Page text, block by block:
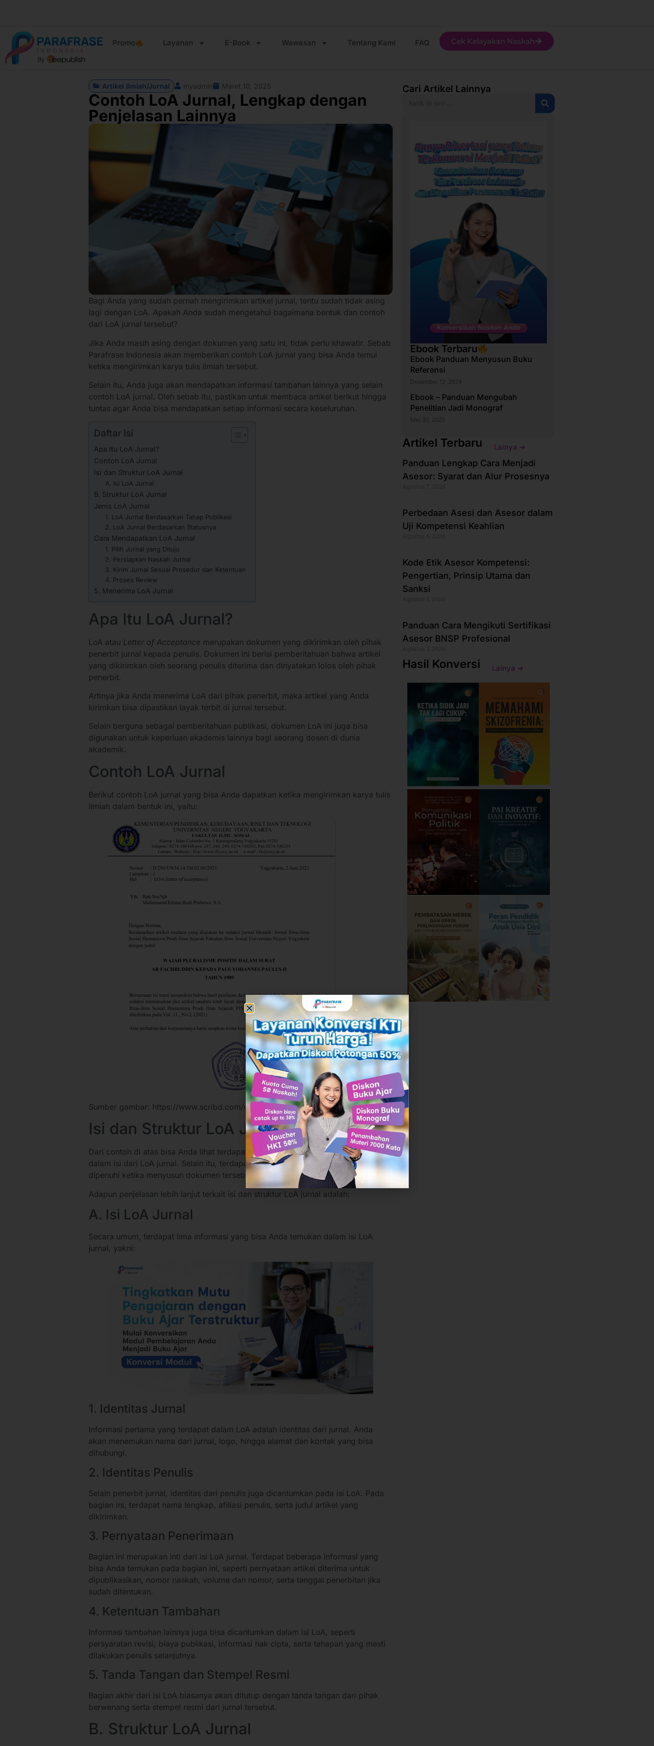
Promo Layanan E-Book Wawasan Tentang Kami FAQ Cek Kelayakan Naskah
Artikel Ilmiah/Jurnal myadmin Maret 10, 2025
Contoh LoA Jurnal, Lengkap dengan
Penjelasan Lainnya
Bagi Anda yang sudah pernah mengirimkan artikel jurnal, tentu sudah tidak asing
lagi dengan LoA. Apakah Anda sudah mengetahui bagaimana bentuk dan contoh
dari LoA jurnal tersebut?
Jika Anda masih asing dengan dokumen yang satu ini, tidak perlu khawatir. Sebab
Parafrase Indonesia akan memberikan contoh LoA jurnal yang bisa Anda temui
ketika mengirimkan karya tulis ilmiah tersebut.
Selain itu, Anda juga akan mendapatkan informasi tambahan lainnya yang selain
contoh LoA jurnal. Oleh sebab itu, pastikan untuk membaca artikel berikut hingga
tuntas agar Anda bisa mendapatkan setiap informasi secara keseluruhan.
Daftar Isi
Apa Itu LoA Jurnal?
Contoh LoA Jurnal
Isi dan Struktur LoA Jurnal
A. Isi LoA Jurnal
B. Struktur LoA Jurnal
Jenis LoA Jurnal
1. LoA Jurnal Berdasarkan Tahap Publikasi
2. LoA Jurnal Berdasarkan Statusnya
Cara Mendapatkan LoA Jurnal
1. Pilih Jurnal yang Dituju
2. Persiapkan Naskah Jurnal
3. Kirim Jurnal Sesuai Prosedur dan Ketentuan
4. Proses Review
5. Menerima LoA Jurnal
Apa Itu LoA Jurnal?
LoA atau Letter of Acceptance merupakan dokumen yang dikirimkan oleh pihak
penerbit jurnal kepada penulis. Dokumen ini berisi pemberitahuan bahwa artikel
yang dikirimkan oleh seorang penulis diterima dan dinyatakan lolos oleh pihak
penerbit.
Artinya jika Anda menerima LoA dari pihak penerbit, maka artikel yang Anda
kirimkan bisa dipastikan layak terbit di jurnal tersebut.
Selain berguna sebagai pemberitahuan publikasi, dokumen LoA ini juga bisa
digunakan untuk keperluan akademis lainnya bagi seorang dosen di dunia
akademik.
Contoh LoA Jurnal
Berikut contoh LoA jurnal yang bisa Anda dapatkan ketika mengirimkan karya tulis
ilmiah dalam bentuk ini, yaitu:
Sumber gambar: https://www.scribd.com/document/533437635/LOA-Jurnal
Isi dan Struktur LoA Jurnal
Dari contoh di atas bisa Anda lihat terdapat beberapa informasi yang tercantum
dalam isi dari LoA jurnal. Selain itu, terdapat juga beberapa struktur yang mesti
dipenuhi ketika menyusun dokumen tersebut.
Adapun penjelasan lebih lanjut terkait isi dan struktur LoA jurnal adalah:
A. Isi LoA Jurnal
Secara umum, terdapat lima informasi yang bisa Anda temukan dalam isi LoA
jurnal, yakni:
1. Identitas Jurnal
Informasi pertama yang terdapat dalam LoA adalah identitas dari jurnal. Anda
akan menemukan nama dari jurnal, logo, hingga alamat dan kontak yang bisa
dihubungi.
2. Identitas Penulis
Selain penerbit jurnal, identitas dari penulis juga dicantumkan pada isi LoA. Pada
bagian ini, terdapat nama lengkap, afiliasi penulis, serta judul artikel yang
dikirimkan.
3. Pernyataan Penerimaan
Bagian ini merupakan inti dari isi LoA jurnal. Terdapat beberapa informasi yang
bisa Anda temukan pada bagian ini, seperti pernyataan artikel diterima untuk
dipublikasikan, nomor naskah, volume dan nomor, serta tanggal penerbitan jika
sudah ditentukan.
4. Ketentuan Tambahan
Informasi tambahan lainnya juga bisa dicantumkan dalam isi LoA, seperti
persyaratan revisi, biaya publikasi, informasi hak cipta, serta tahapan yang mesti
dilakukan penulis selanjutnya.
5. Tanda Tangan dan Stempel Resmi
Bagian akhir dari isi LoA biasanya akan ditutup dengan tanda tangan dari pihak
berwenang serta stempel resmi dari jurnal tersebut.
B. Struktur LoA Jurnal
Cari Artikel Lainnya
Ebook Terbaru
Ebook Panduan Menyusun Buku
Referensi
Desember 12, 2024
Ebook – Panduan Mengubah
Penelitian Jadi Monograf
Mei 30, 2025
Artikel Terbaru Lainya ➜
Panduan Lengkap Cara Menjadi
Asesor: Syarat dan Alur Prosesnya
Perbedaan Asesi dan Asesor dalam
Uji Kompetensi Keahlian
Kode Etik Asesor Kompetensi:
Pengertian, Prinsip Utama dan
Sanksi
Panduan Cara Mengikuti Sertifikasi
Asesor BNSP Profesional
Hasil Konversi Lainya ➜